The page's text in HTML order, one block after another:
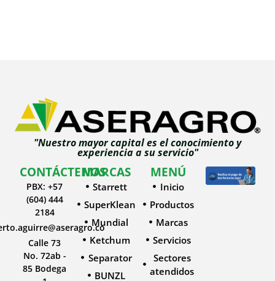
"Nuestro mayor capital es el conocimiento y
experiencia a su servicio"
CONTÁCTENOS
PBX: +57
(604) 444
2184
Calle 73
No. 72ab -
85 Bodega
MARCAS
Starrett
SuperKlean
Mundial
Ketchum
Separator
BUNZL
MENÚ
Inicio
Productos
Marcas
Servicios
Sectores
atendidos